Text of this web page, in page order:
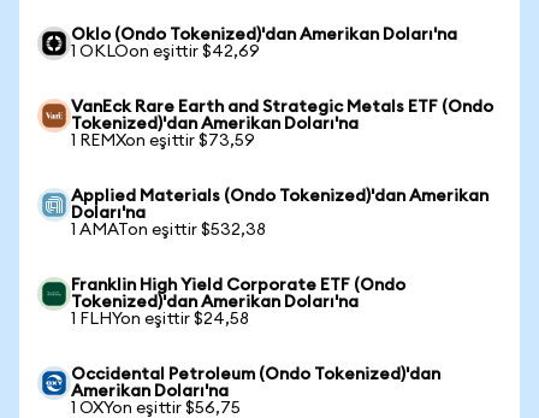
Oklo (Ondo Tokenized)'dan Amerikan Doları'na
1 OKLOon eşittir $42,69
VanEck Rare Earth and Strategic Metals ETF (Ondo
Tokenized)'dan Amerikan Doları'na
1 REMXon eşittir $73,59
Applied Materials (Ondo Tokenized)'dan Amerikan
Doları'na
1 AMATon eşittir $532,38
Franklin High Yield Corporate ETF (Ondo
Tokenized)'dan Amerikan Doları'na
1 FLHYon eşittir $24,58
Occidental Petroleum (Ondo Tokenized)'dan
Amerikan Doları'na
1 OXYon eşittir $56,75